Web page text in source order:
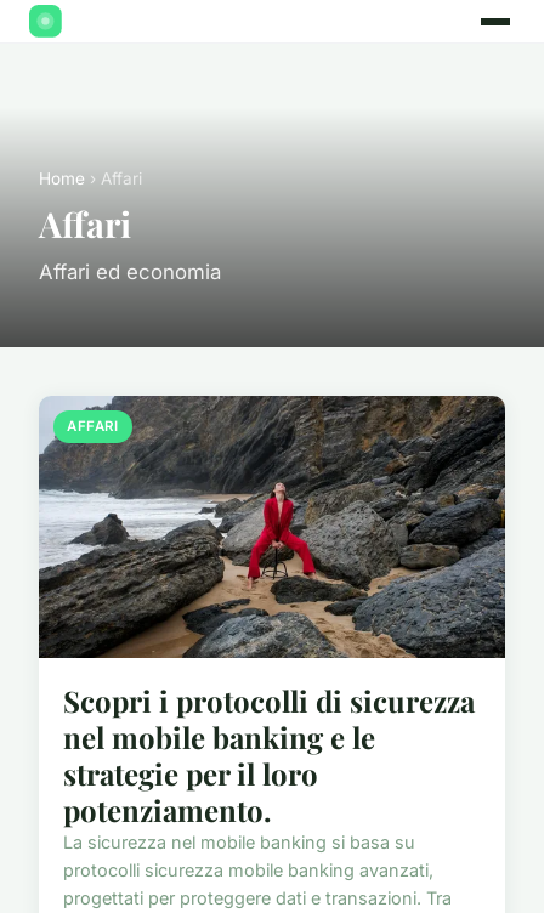
Home › Affari
Affari
Affari ed economia
AFFARI
Scopri i protocolli di sicurezza
nel mobile banking e le
strategie per il loro
potenziamento.
La sicurezza nel mobile banking si basa su
protocolli sicurezza mobile banking avanzati,
progettati per proteggere dati e transazioni. Tra